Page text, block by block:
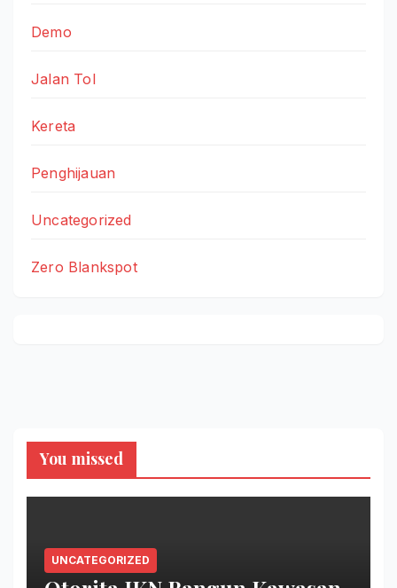
Demo
Jalan Tol
Kereta
Penghijauan
Uncategorized
Zero Blankspot
You missed
UNCATEGORIZED